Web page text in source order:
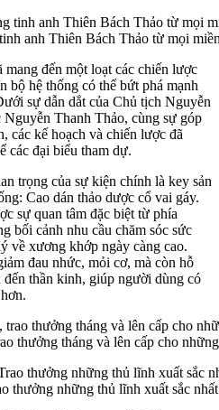
anh Thiên Bách Thảo từ mọi
đến một loạt các chiến lược
bộ hệ thống có thể bứt phá mạnh
sự dẫn dắt của Chủ tịch Nguyễn
Thanh Thảo, cùng sự góp
các kế hoạch và chiến lược đã
các đại biểu tham dự.
trọng của sự kiện chính là key sản
Cao dán thảo dược cổ vai gáy.
sự quan tâm đặc biệt từ phía
bối cảnh nhu cầu chăm sóc sức
về xương khớp ngày càng cao.
đau nhức, mỏi cơ, mà còn hỗ
thần kinh, giúp người dùng có
thưởng tháng và lên cấp cho
thưởng những thủ lĩnh xuất sắc